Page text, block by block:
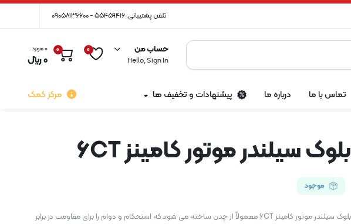
تلفن پشتیبانی: 55459416 - 09058136600
حساب من
Hello, Sign In
0
0 0 مورد
0﷼
تماس با ما درباره ما پیشنهادات و تخفیف ها مرکز کمک
بلوک سیلندر موتور کامینز 6CT
موجود
بلوک سیلندر موتور کامینز 6CT معمولاً از چدن ساخته می شود که استحکام و دوام را برای مقاومت در برابر